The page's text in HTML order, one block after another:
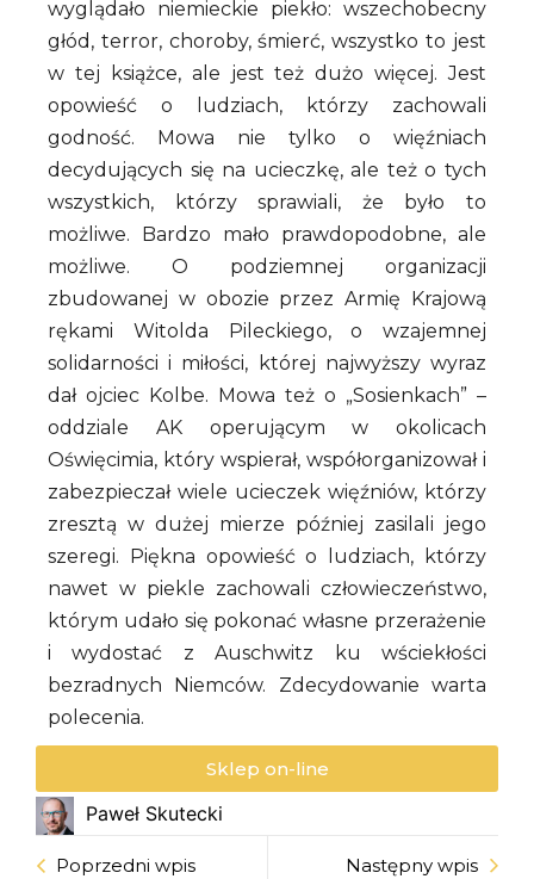
wyglądało niemieckie piekło: wszechobecny
głód, terror, choroby, śmierć, wszystko to jest
w tej książce, ale jest też dużo więcej. Jest
opowieść o ludziach, którzy zachowali
godność. Mowa nie tylko o więźniach
decydujących się na ucieczkę, ale też o tych
wszystkich, którzy sprawiali, że było to
możliwe. Bardzo mało prawdopodobne, ale
możliwe. O podziemnej organizacji
zbudowanej w obozie przez Armię Krajową
rękami Witolda Pileckiego, o wzajemnej
solidarności i miłości, której najwyższy wyraz
dał ojciec Kolbe. Mowa też o „Sosienkach” –
oddziale AK operującym w okolicach
Oświęcimia, który wspierał, współorganizował i
zabezpieczał wiele ucieczek więźniów, którzy
zresztą w dużej mierze później zasilali jego
szeregi. Piękna opowieść o ludziach, którzy
nawet w piekle zachowali człowieczeństwo,
którym udało się pokonać własne przerażenie
i wydostać z Auschwitz ku wściekłości
bezradnych Niemców. Zdecydowanie warta
polecenia.
Sklep on-line
Paweł Skutecki
Poprzedni wpis Następny wpis